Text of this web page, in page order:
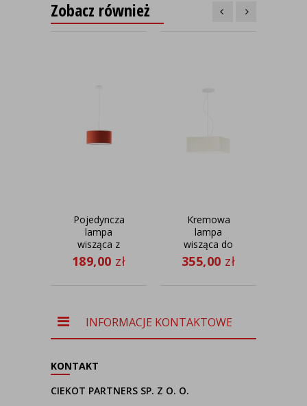
Zobacz również
Pojedyncza
lampa
wisząca z
abażurem
SINTRA fi -
189,00 zł
Kremowa
lampa
wisząca do
salonu z
kwadratowym
kolor ecru
355,00 zł
INFORMACJE KONTAKTOWE
KONTAKT
CIEKOT PARTNERS SP. Z O. O.